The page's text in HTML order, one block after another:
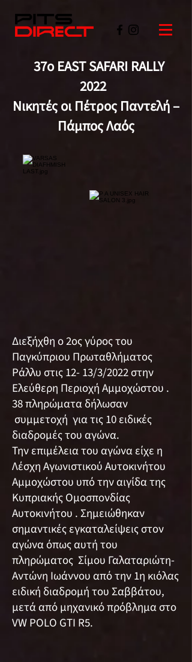
37ο EAST SAFARI RALLY
2022
Νικητές οι Πέτρος Παντελή –
Πάμπος Λαός
Διεξήχθη ο 2ος γύρος του
Παγκύπριου Πρωταθλήματος
Ράλλυ στις 12- 13/3/2022 στην
Ελεύθερη Περιοχή Αμμοχώστου .
38 πληρώματα δήλωσαν
συμμετοχή για τις 10 ειδικές
διαδρομές του αγώνα.
Την επιμέλεια του αγώνα είχε η
Λέσχη Αγωνιστικού Αυτοκινήτου
Αμμοχώστου υπό την αιγίδα της
Κυπριακής Ομοσπονδίας
Αυτοκινήτου . Σημειώθηκαν
σημαντικές εγκαταλείψεις στον
αγώνα όπως αυτή του
πληρώματος Σίμου Γαλαταριώτη-
Αντώνη Ιωάννου από την 1η κιόλας
ειδική διαδρομή του Σαββάτου,
μετά από μηχανικό πρόβλημα στο
VW POLO GTI R5.